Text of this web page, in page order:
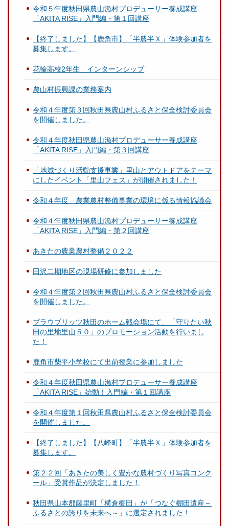
令和５年度秋田県農山漁村プロデューサー養成講座
「AKITA RISE」入門編・第１回講座
【終了しました】【鹿角市】「半農半Ｘ」体験参加者を
募集します。
花輪高校2年生 インターンシップ
農山村振興課の業務案内
令和４年度第３回秋田県農山村ふるさと保全検討委員会
を開催しました。
令和４年度秋田県農山漁村プロデューサー養成講座
「AKITA RISE」入門編・第３回講座
「地域づくり活動支援事業」里山とアウトドアをテーマ
にしたイベント「里山フェス」が開催されました！
令和４年度 農業農村整備事業の環境に係る情報協議会
令和４年度秋田県農山漁村プロデューサー養成講座
「AKITA RISE」入門編・第２回講座
あきたの農業農村整備２０２２
田沢二期地区の現場研修に参加しました
令和４年度第２回秋田県農山村ふるさと保全検討委員会
を開催しました。
ブラウブリッツ秋田のホーム戦会場にて、「守りたい秋
田の里地里山５０」のプロモーション活動を行いまし
た！
鹿角市柴平小学校にて出前授業に参加しました
令和４年度秋田県農山漁村プロデューサー養成講座
「AKITA RISE」始動！入門編・第１回講座
令和４年度第１回秋田県農山村ふるさと保全検討委員会
を開催しました。
【終了しました】【八峰町】「半農半Ｘ」体験参加者を
募集します。
第２２回「あきたの美しく豊かな農村づくり写真コンク
ール」受賞作品が決定しました！
秋田県山本郡藤里町「横倉棚田」が「つなぐ棚田遺産～
ふるさとの誇りを未来へ～」に選定されました！